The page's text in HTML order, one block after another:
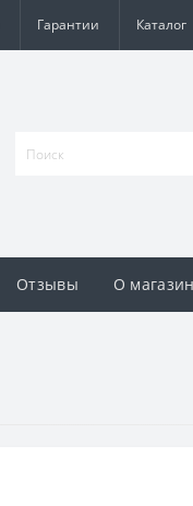
Гарантии Каталог
Отзывы О